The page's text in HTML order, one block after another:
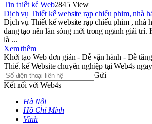
Tin thiết kế Web2845 View
Dịch vụ Thiết kế website rạp chiếu phim, nhà
Dịch vụ Thiết kế website rạp chiếu phim , nhà
đang tạo nên làn sóng mới trong ngành giải trí.
là ...
Xem thêm
Khởi tạo Web đơn giản - Dễ vận hành - Dễ
Thiết kế Website chuyên nghiệp tại Web4s ngay
Gửi
Kết nối với Web4s
Hà Nội
Hồ Chí Minh
Vinh